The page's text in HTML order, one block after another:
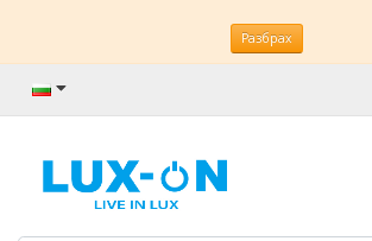
Разбрах